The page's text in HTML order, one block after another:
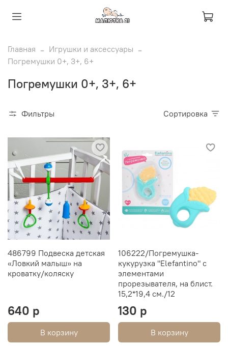
Главная
Игрушки и аксессуары
Погремушки 0+, 3+, 6+
Погремушки 0+, 3+, 6+
Фильтры Сортировка
486799 Подвеска детская
«Ловкий малыш» на
кроватку/коляску
640 р
В корзину
106222/Погремушка-
кукурузка "Elefantino" с
элементами
прорезывателя, на блист.
15,2*19,4 см./12
130 р
В корзину